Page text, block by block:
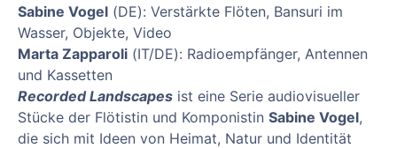
Sabine Vogel (DE): Verstärkte Flöten, Bansuri im
Wasser, Objekte, Video
Marta Zapparoli (IT/DE): Radioempfänger, Antennen
und Kassetten
Recorded Landscapes ist eine Serie audiovisueller
Stücke der Flötistin und Komponistin Sabine Vogel,
die sich mit Ideen von Heimat, Natur und Identität